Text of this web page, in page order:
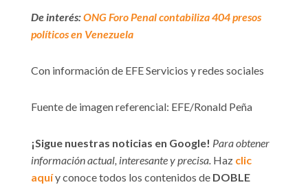
De interés:ONG Foro Penal contabiliza 404 presos
políticos en Venezuela
Con información de EFE Servicios y redes sociales
Fuente de imagen referencial: EFE/Ronald Peña
¡Sigue nuestras noticias en Google! Para obtener
información actual, interesante y precisa. Haz clic
aquíy conoce todos los contenidos de DOBLE